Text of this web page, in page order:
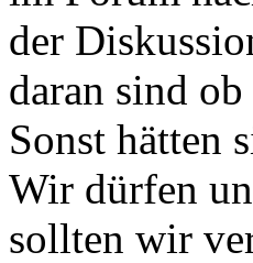
der
daran sind
Sonst hätten
Wir dürfen
sollten wir